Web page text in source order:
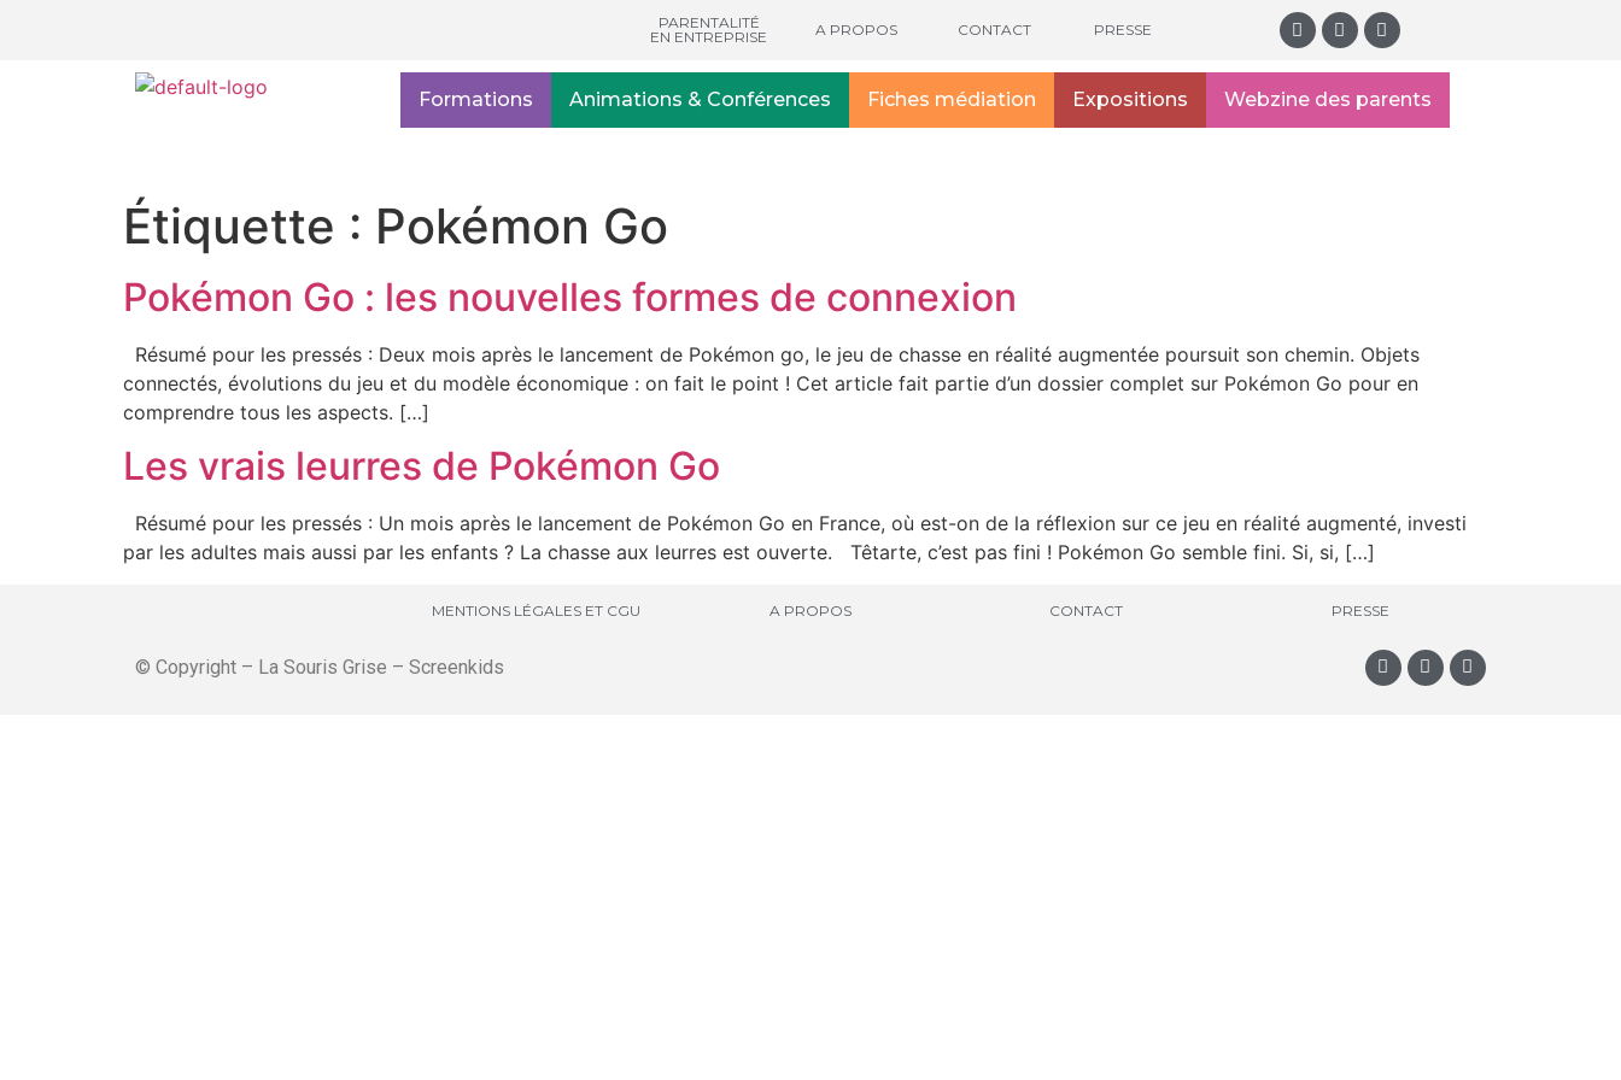
PARENTALITÉ
EN ENTREPRISE
A PROPOS CONTACT PRESSE
Formations Animations & Conférences Fiches médiation Expositions Webzine des parents
Étiquette : Pokémon Go
Pokémon Go : les nouvelles formes de connexion
Résumé pour les pressés : Deux mois après le lancement de Pokémon go, le jeu de chasse en réalité augmentée poursuit son chemin. Objets
connectés, évolutions du jeu et du modèle économique : on fait le point ! Cet article fait partie d’un dossier complet sur Pokémon Go pour en
comprendre tous les aspects. […]
Les vrais leurres de Pokémon Go
Résumé pour les pressés : Un mois après le lancement de Pokémon Go en France, où est-on de la réflexion sur ce jeu en réalité augmenté, investi
par les adultes mais aussi par les enfants ? La chasse aux leurres est ouverte. Têtarte, c’est pas fini ! Pokémon Go semble fini. Si, si, […]
MENTIONS LÉGALES ET CGU A PROPOS CONTACT PRESSE
© Copyright – La Souris Grise – Screenkids